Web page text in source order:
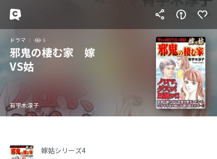
ドラマ 6
邪鬼の棲む家 嫁
VS姑
有宇木淳子
嫁姑シリーズ4